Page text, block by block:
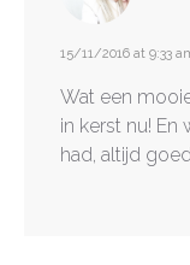
15/11/2016 at 9:33
Wat een
in kerst nu! En
had, altijd